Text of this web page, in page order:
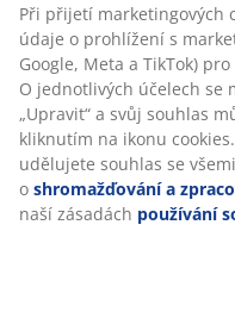
Při přijetí marketingových
údaje o prohlížení s
Google, Meta a TikTok)
O jednotlivých účelech se
„Upravit“ a svůj souhlas
kliknutím na ikonu
udělujete souhlas se
o shromažďování a
naší zásadách používání